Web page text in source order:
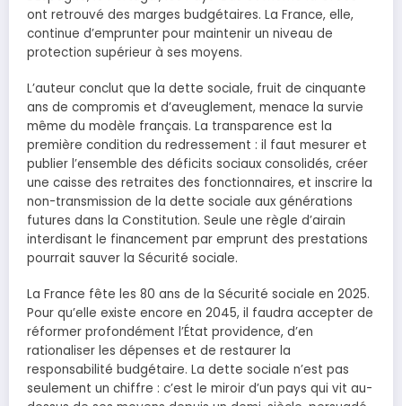
ont retrouvé des marges budgétaires. La France, elle,
continue d’emprunter pour maintenir un niveau de
protection supérieur à ses moyens.
L’auteur conclut que la dette sociale, fruit de cinquante
ans de compromis et d’aveuglement, menace la survie
même du modèle français. La transparence est la
première condition du redressement : il faut mesurer et
publier l’ensemble des déficits sociaux consolidés, créer
une caisse des retraites des fonctionnaires, et inscrire la
non-transmission de la dette sociale aux générations
futures dans la Constitution. Seule une règle d’airain
interdisant le financement par emprunt des prestations
pourrait sauver la Sécurité sociale.
La France fête les 80 ans de la Sécurité sociale en 2025.
Pour qu’elle existe encore en 2045, il faudra accepter de
réformer profondément l’État providence, d’en
rationaliser les dépenses et de restaurer la
responsabilité budgétaire. La dette sociale n’est pas
seulement un chiffre : c’est le miroir d’un pays qui vit au-